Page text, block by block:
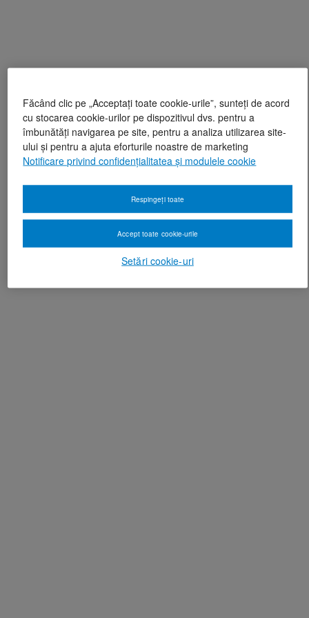
Făcând clic pe „Acceptați toate cookie-urile”, sunteți de acord
cu stocarea cookie-urilor pe dispozitivul dvs. pentru a
îmbunătăți navigarea pe site, pentru a analiza utilizarea site-
ului și pentru a ajuta eforturile noastre de marketing
Notificare privind confidențialitatea și modulele cookie
Setări cookie-uri
Respingeți toate
Accept toate cookie-urile